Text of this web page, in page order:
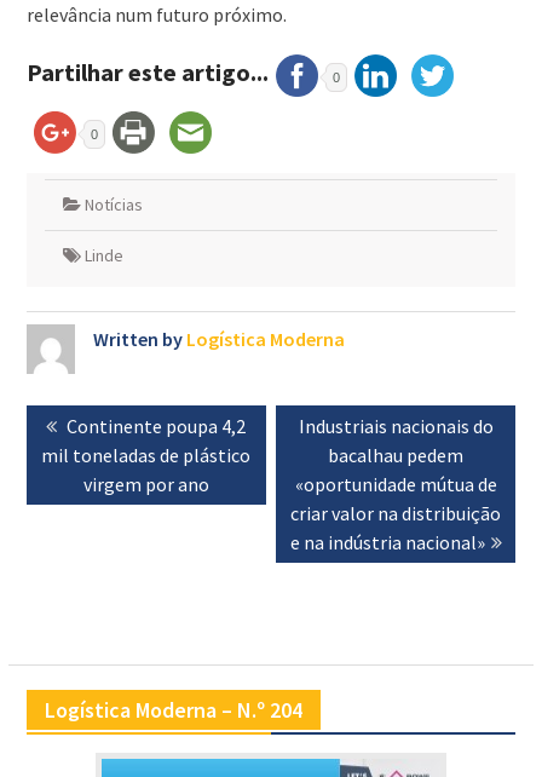
relevância num futuro próximo.
Partilhar este artigo... 0
0
Notícias
Linde
Written by Logística Moderna
Navegação
de
artigos
Previous
post:
Continente poupa 4,2
mil toneladas de plástico
virgem por ano
Next
post:
Industriais nacionais do
bacalhau pedem
«oportunidade mútua de
criar valor na distribuição
e na indústria nacional»
Logística Moderna – N.º 204